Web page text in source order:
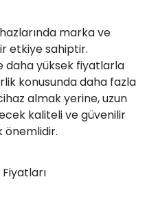
marka ve
etkiye sahiptir.
daha yüksek fiyatlarla
konusunda daha fazla
almak yerine, uzun
kaliteli ve güvenilir
önemlidir.
Fiyatları